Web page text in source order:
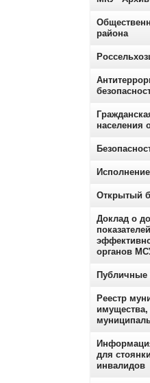
района
населения
Открытый
Доклад о
органов
Публичные
Реестр
для
инвалидов